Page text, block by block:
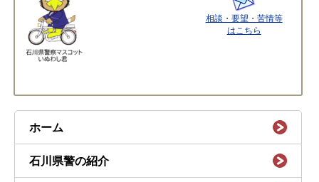
相談・要望・苦情等
はこちら
ホーム
石川県警の紹介